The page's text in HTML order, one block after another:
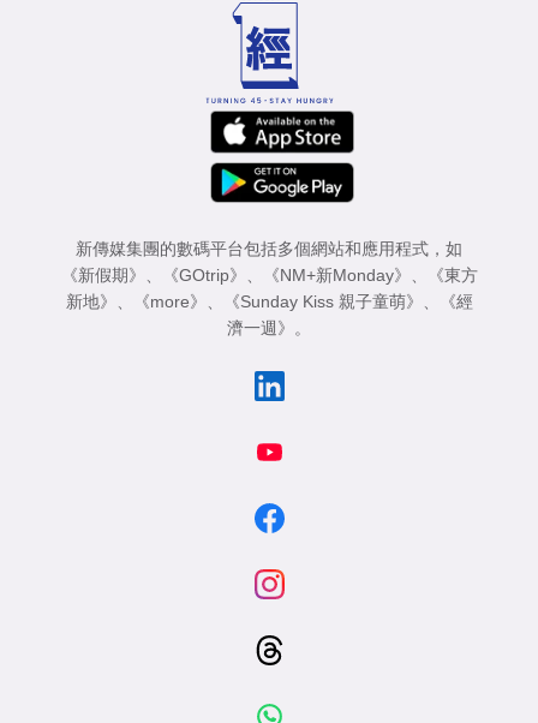
新傳媒集團的數碼平台包括多個網站和應用程式，如
《新假期》
《GOtrip》 《NM+新Monday》
《東方
新地》
《more》 《Sunday Kiss 親子童萌》
《經
濟一週》
。